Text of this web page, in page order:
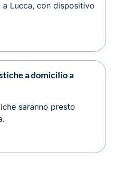
Lucca, con dispositivo
a domicilio a
saranno presto